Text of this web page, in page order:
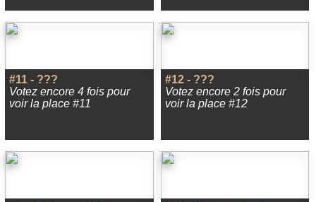
#11 - ???
Votez encore 4 fois pour
voir la place #11
#12 - ???
Votez encore 2 fois pour
voir la place #12